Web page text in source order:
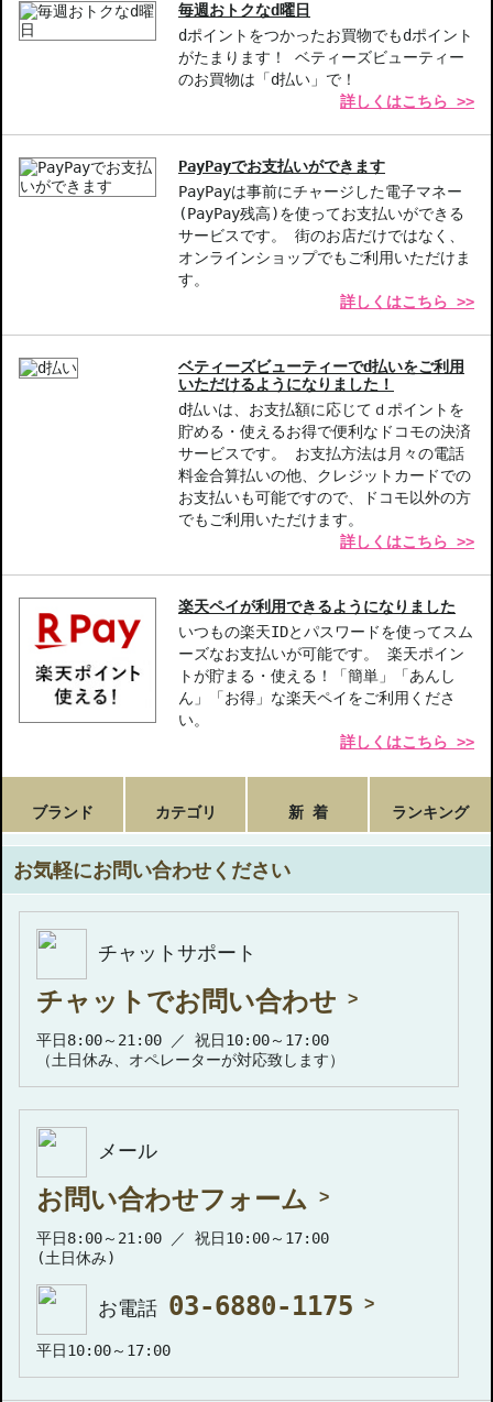
載されることがあります。
◇上記注意書き記載がある商品の合計金額が16666円以上の場合、
別途手数料が発生する場合があります。予めご了承ください。
◇1件のご注文でも倉庫が異なる場合や配送用箱の関係で荷物を分割
して配送する場合がございます。予めご了承ください。また、明細
書は分割してそれぞれの荷物に同梱されますが手数料等の変更はご
ざいませんのでご安心ください。
◇この商品はラッピングができません。
贅沢なスキンケアセット-必要なアイテムが揃ったお得なパッケー
多機能アイテム-クレンジングからアイケアまで、肌へのトータル
ケアが可能です。
旅行や贈り物に最適-コンパクトなサイズ感で持ち運びやギフトに
ぴったりです。
【こんな方へおすすめ】
旅行中も美肌を保ちたい方
スキンケアを充実させたい方
大切な人への贈り物を探している方
JAN/UPC：887167546875
お悩み・効果
うるおい エイジング 肌のハリ・弾力
エイジングサイン たるみ
毎週おトクなd曜日
dポイントをつかったお買物でもdポイント
がたまります！ ベティーズビューティー
のお買物は「d払い」で！
詳しくはこちら >>
PayPayでお支払いができます
PayPayは事前にチャージした電子マネー
(PayPay残高)を使ってお支払いができる
サービスです。 街のお店だけではなく、
オンラインショップでもご利用いただけま
す。
詳しくはこちら >>
ベティーズビューティーでd払いをご利用
いただけるようになりました！
d払いは、お支払額に応じてｄポイントを
貯める・使えるお得で便利なドコモの決済
サービスです。 お支払方法は月々の電話
料金合算払いの他、クレジットカードでの
お支払いも可能ですので、ドコモ以外の方
でもご利用いただけます。
詳しくはこちら >>
楽天ペイが利用できるようになりました
いつもの楽天IDとパスワードを使ってスム
ーズなお支払いが可能です。 楽天ポイン
トが貯まる・使える！「簡単」「あんし
ん」「お得」な楽天ペイをご利用くださ
い。
詳しくはこちら >>
ブランド カテゴリ 新 着 ランキング
お気軽にお問い合わせください
チャットサポート
チャットでお問い合わせ
平日8:00～21:00 ／ 祝日10:00～17:00
（土日休み、オペレーターが対応致します）
メール
お問い合わせフォーム
平日8:00～21:00 ／ 祝日10:00～17:00
(土日休み)
お電話 03-6880-1175
平日10:00～17:00